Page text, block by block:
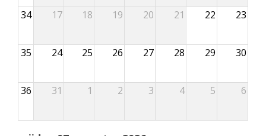
34 17 18 19 20 21 22 23
35 24 25 26 27 28 29 30
36 31 1 2 3 4 5 6